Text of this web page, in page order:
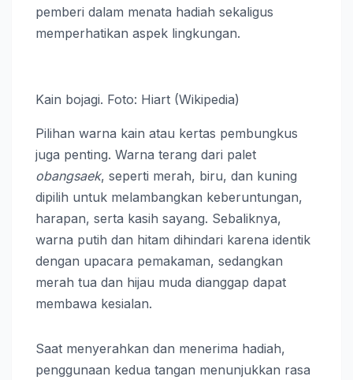
pemberi dalam menata hadiah sekaligus
memperhatikan aspek lingkungan.
Kain bojagi. Foto: Hiart (Wikipedia)
Pilihan warna kain atau kertas pembungkus
juga penting. Warna terang dari palet
obangsaek, seperti merah, biru, dan kuning
dipilih untuk melambangkan keberuntungan,
harapan, serta kasih sayang. Sebaliknya,
warna putih dan hitam dihindari karena identik
dengan upacara pemakaman, sedangkan
merah tua dan hijau muda dianggap dapat
membawa kesialan.
Saat menyerahkan dan menerima hadiah,
penggunaan kedua tangan menunjukkan rasa